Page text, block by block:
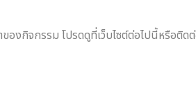
าของกิจกรรม โปรดดูที่เว็บไซต์ต่อไปนี้หรือ